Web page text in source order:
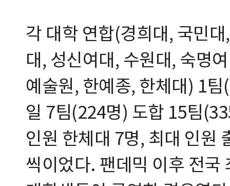
각 대학 연합(경희대, 국민
대, 성신여대, 수원대, 숙명
예술원, 한예종, 한체대) 1
일 7팀(224명) 도합 15팀
인원 한체대 7명, 최대 인원
씩이었다. 팬데믹 이후 전국